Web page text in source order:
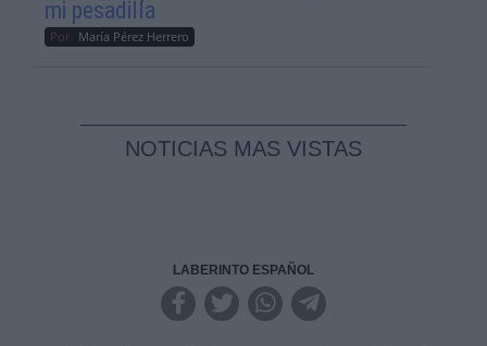
mi pesadilla
Por María Pérez Herrero
NOTICIAS MAS VISTAS
LABERINTO ESPAÑOL